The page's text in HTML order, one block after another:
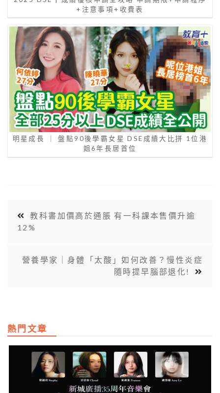
+注意事項+收費表
明星成長 ｜ 盤點90後學霸女星 DSE成績大比拼 1位港
姐6年長居首位
教科書加價高於通脹 有一科課本售價升逾
12%
營養學家｜身體「太酸」如何改善？慢性炎症
隨時提早腦部退化!
熱門文章